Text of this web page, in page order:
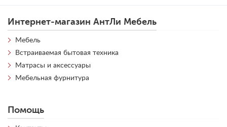
Интернет-магазин АнтЛи Мебель
Мебель
Встраиваемая бытовая техника
Матрасы и аксессуары
Мебельная фурнитура
Помощь